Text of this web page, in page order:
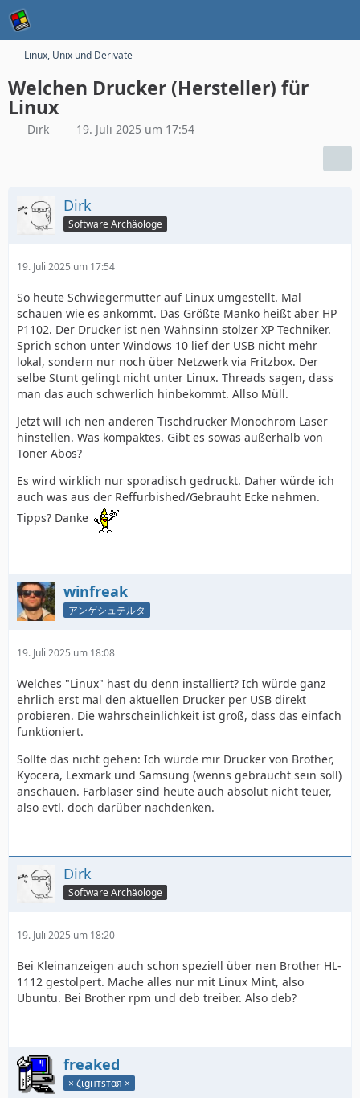
Linux, Unix und Derivate
Welchen Drucker (Hersteller) für
Linux
Dirk 19. Juli 2025 um 17:54
Dirk
Software Archäologe
19. Juli 2025 um 17:54
So heute Schwiegermutter auf Linux umgestellt. Mal
schauen wie es ankommt. Das Größte Manko heißt aber HP
P1102. Der Drucker ist nen Wahnsinn stolzer XP Techniker.
Sprich schon unter Windows 10 lief der USB nicht mehr
lokal, sondern nur noch über Netzwerk via Fritzbox. Der
selbe Stunt gelingt nicht unter Linux. Threads sagen, dass
man das auch schwerlich hinbekommt. Allso Müll.
Jetzt will ich nen anderen Tischdrucker Monochrom Laser
hinstellen. Was kompaktes. Gibt es sowas außerhalb von
Toner Abos?
Es wird wirklich nur sporadisch gedruckt. Daher würde ich
auch was aus der Reffurbished/Gebrauht Ecke nehmen.
Tipps? Danke
winfreak
アンゲシュテルタ
19. Juli 2025 um 18:08
Welches "Linux" hast du denn installiert? Ich würde ganz
ehrlich erst mal den aktuellen Drucker per USB direkt
probieren. Die wahrscheinlichkeit ist groß, dass das einfach
funktioniert.
Sollte das nicht gehen: Ich würde mir Drucker von Brother,
Kyocera, Lexmark und Samsung (wenns gebraucht sein soll)
anschauen. Farblaser sind heute auch absolut nicht teuer,
also evtl. doch darüber nachdenken.
Dirk
Software Archäologe
19. Juli 2025 um 18:20
Bei Kleinanzeigen auch schon speziell über nen Brother HL-
1112 gestolpert. Mache alles nur mit Linux Mint, also
Ubuntu. Bei Brother rpm und deb treiber. Also deb?
freaked
× ζιgнтѕтαя ×